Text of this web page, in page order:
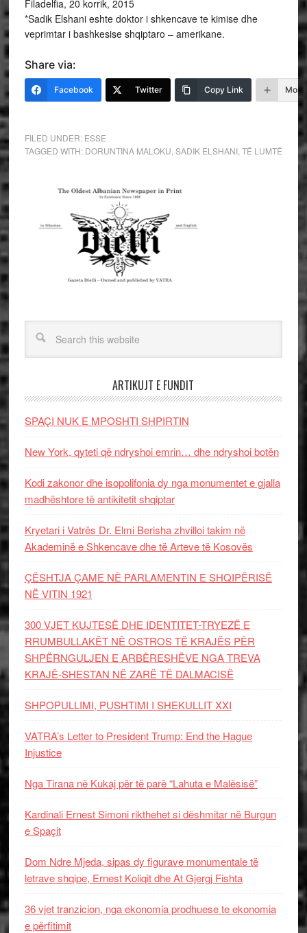
Filadelfia, 20 korrik, 2015
*Sadik Elshani eshte doktor i shkencave te kimise dhe
veprimtar i bashkesise shqiptaro – amerikane.
Share via:
Facebook Twitter Copy Link More
FILED UNDER: ESSE
TAGGED WITH: DORUNTINA MALOKU SADIK ELSHANI, TË LUMTË
ARTIKUJT E FUNDIT
SPAÇI NUK E MPOSHTI SHPIRTIN
New York, qyteti që ndryshoi emrin… dhe ndryshoi botën
Kodi zakonor dhe isopolifonia dy nga monumentet e gjalla
madhështore të antikitetit shqiptar
Kryetari i Vatrës Dr. Elmi Berisha zhvilloi takim në
Akademinë e Shkencave dhe të Arteve të Kosovës
ÇËSHTJA ÇAME NË PARLAMENTIN E SHQIPËRISË
NË VITIN 1921
300 VJET KUJTESË DHE IDENTITET-TRYEZË E
RRUMBULLAKËT NË OSTROS TË KRAJËS PËR
SHPËRNGULJEN E ARBËRESHËVE NGA TREVA
KRAJË-SHESTAN NË ZARË TË DALMACISË
SHPOPULLIMI, PUSHTIMI I SHEKULLIT XXI
VATRA’s Letter to President Trump: End the Hague
Injustice
Nga Tirana në Kukaj për të parë “Lahuta e Malësisë”
Kardinali Ernest Simoni rikthehet si dëshmitar në Burgun
e Spaçit
Dom Ndre Mjeda, sipas dy figurave monumentale të
letrave shqipe, Ernest Koliqit dhe At Gjergj Fishta
36 vjet tranzicion, nga ekonomia prodhuese te ekonomia
e përfitimit